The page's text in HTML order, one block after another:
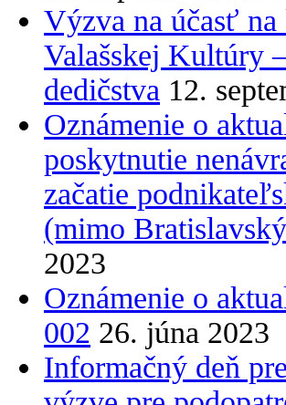
Výzva na účasť
Valašskej Kultúry
dedičstva 12.
Oznámenie o
poskytnutie
začatie
(mimo
2023
Oznámenie o
002 26. júna 2023
Informačný deň